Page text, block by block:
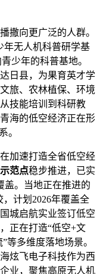
撒向更广泛的人群。
年无人机科普研学基
少年的科普基地。
日县，为果育英才学
旅、农林植保、环境
技能培训到科研教
海的低空经济正在形
。
加速打造全省低空经
范点稳步推进，已实
盖。当地正在推进的
计划2026年覆盖全
城启航实业签订低空
正在打造“低空+文
等多维度落地场景。
炫飞电子科技作为西
业，聚焦高原无人机